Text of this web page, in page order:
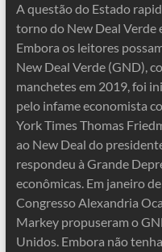
A questão do Estado
torno do New Deal Verde
Embora os leitores
New Deal Verde (GND),
manchetes em 2019, foi
pelo infame economista
York Times Thomas
ao New Deal do
respondeu à Grande
econômicas. Em janeiro
Congresso Alexandria
Markey propuseram o
Unidos. Embora não